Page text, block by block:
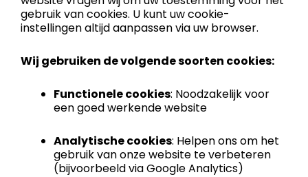
gebruik van cookies. U kunt uw cookie-
instellingen altijd aanpassen via uw browser.
Wij gebruiken de volgende soorten cookies:
Functionele cookies: Noodzakelijk voor
een goed werkende website
Analytische cookies: Helpen ons om het
gebruik van onze website te verbeteren
(bijvoorbeeld via Google Analytics)